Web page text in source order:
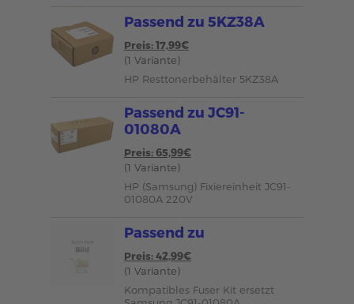
Passend zu 5KZ38A
Preis: 17,99€
(1 Variante)
HP Resttonerbehälter 5KZ38A
Passend zu JC91-
01080A
Preis: 65,99€
(1 Variante)
HP (Samsung) Fixiereinheit JC91-
01080A 220V
Passend zu
Preis: 42,99€
(1 Variante)
Kompatibles Fuser Kit ersetzt